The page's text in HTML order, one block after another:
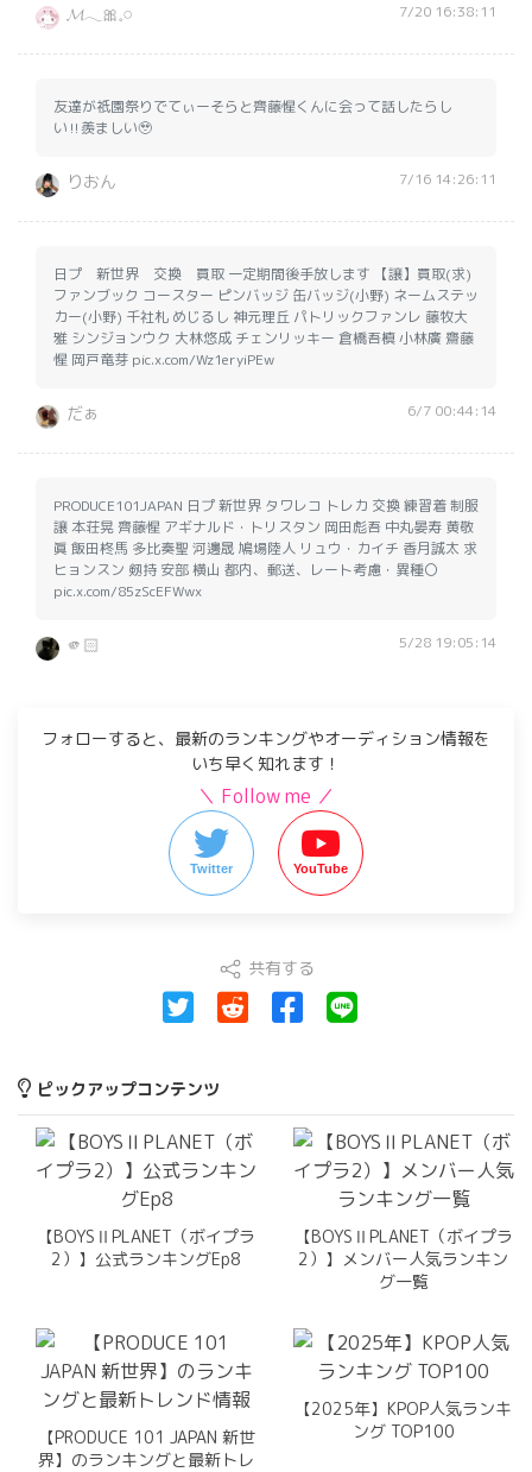
𝓜𓂃🎀𓈒𓏸 7/20 16:38:11
友達が祇園祭りでてぃーそらと齊藤惺くんに会って話したらし
い‼️羨ましい🥹
りおん 7/16 14:26:11
日プ 新世界 交換 買取 一定期間後手放します 【譲】買取(求)
ファンブック コースター ピンバッジ 缶バッジ(小野) ネームステッ
カー(小野) 千社札 めじるし 神元理丘 パトリックファンレ 藤牧大
雅 シンジョンウク 大林悠成 チェンリッキー 倉橋吾槙 小林廣 齋藤
惺 岡戸竜芽 pic.x.com/Wz1eryiPEw
だぁ 6/7 00:44:14
PRODUCE101JAPAN 日プ 新世界 タワレコ トレカ 交換 練習着 制服
譲 本荘晃 齊藤惺 アギナルド・トリスタン 岡田彪吾 中丸晏寿 黄敬
眞 飯田柊馬 多比奏聖 河邊晟 鳩場陸人 リュウ・カイチ 香月誠太 求
ヒョンスン 剱持 安部 横山 都内、郵送、レート考慮・異種〇
pic.x.com/85zScEFWwx
🫵🏻 5/28 19:05:14
フォローすると、最新のランキングやオーディション情報を
いち早く知れます！
＼ Follow me ／
Twitter YouTube
共有する
ピックアップコンテンツ
【BOYSⅡPLANET（ボイプラ
2）】公式ランキングEp8
【BOYSⅡPLANET（ボイプラ
2）】メンバー人気ランキン
グ一覧
【PRODUCE 101 JAPAN 新世
界】のランキングと最新トレ
【2025年】KPOP人気ランキ
ング TOP100